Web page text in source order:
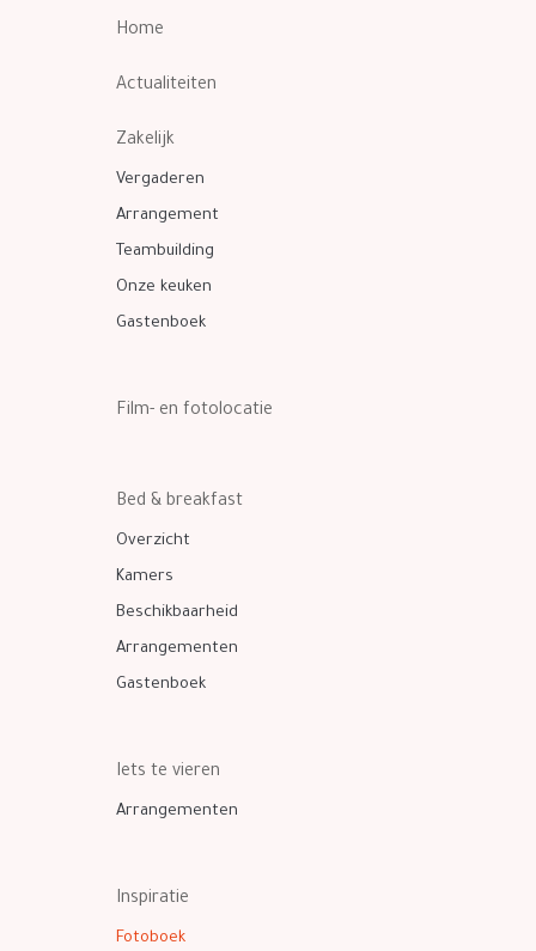
Home
Actualiteiten
Zakelijk
Vergaderen
Arrangement
Teambuilding
Onze keuken
Gastenboek
Film- en fotolocatie
Bed & breakfast
Overzicht
Kamers
Beschikbaarheid
Arrangementen
Gastenboek
Iets te vieren
Arrangementen
Inspiratie
Fotoboek